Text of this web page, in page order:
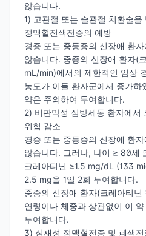
않습니다.
1) 고관절 또는 슬관절 치환술을
정맥혈전색전증의 예방
경증 또는 중등증의 신장애 환
않습니다. 중증의 신장애 환자(
mL/min)에서의 제한적인 임상
농도가 이들 환자군에서 증가하
약은 주의하여 투여합니다.
2) 비판막성 심방세동 환자에서
위험 감소
경증 또는 중등증의 신장애 환
않습니다. 그러나, 나이 ≥ 80세
크레아티닌 ≥1.5 mg/dL (133
2.5 mg을 1일 2회 투여합니다.
중증의 신장애 환자(크레아티
연령이나 체중과 상관없이 이
투여합니다.
3) 심재성 정맥혈전증 및 폐색